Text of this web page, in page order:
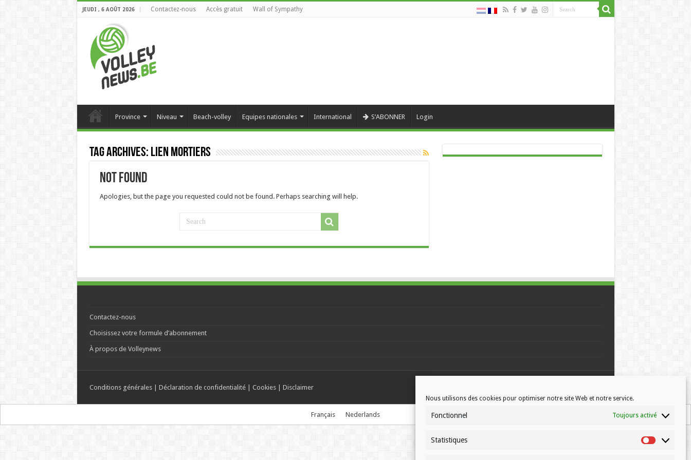
Nous utilisons des cookies pour optimiser notre site Web et notre service.
Fonctionnel Toujours activé
Statistiques Statistiques
JEUDI , 6 AOÛT 2026 Contactez-nous Accès gratuit Wall of Sympathy
Province Niveau Beach-volley Equipes nationales International S’ABONNER Login
Tag Archives: Lien Mortiers
Not Found
Apologies, but the page you requested could not be found. Perhaps searching will help.
Contactez-nous
Choisissez votre formule d’abonnement
À propos de Volleynews
Conditions générales| Déclaration de confidentialité| Cookies| Disclaimer
Français Nederlands